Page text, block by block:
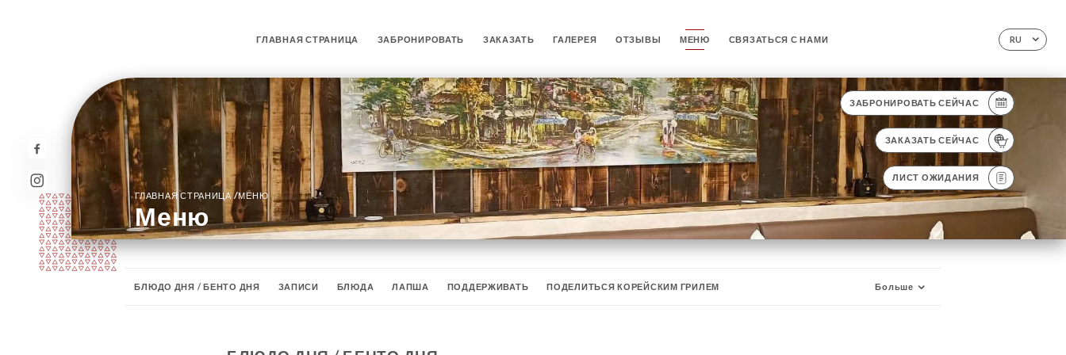
RU
ГЛАВНАЯ СТРАНИЦА ЗАБРОНИРОВАТЬ ЗАКАЗАТЬ ГАЛЕРЕЯ ОТЗЫВЫ МЕНЮ СВЯЗАТЬСЯ С НАМИ
ЗАБРОНИРОВАТЬ СЕЙЧАС
ЗАКАЗАТЬ СЕЙЧАС
ЛИСТ ОЖИДАНИЯ
ГЛАВНАЯ СТРАНИЦА/МЕНЮ
Меню
БЛЮДО ДНЯ / БЕНТО ДНЯ ЗАПИСИ БЛЮДА ЛАПША ПОДДЕРЖИВАТЬ ПОДЕЛИТЬСЯ КОРЕЙСКИМ ГРИЛЕМ Больше